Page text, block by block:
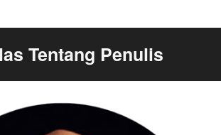
Tentang Penulis